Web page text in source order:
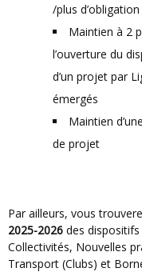
/plus
Maintien à 2
l’ouverture du
d’un projet par
émergés
Maintien
de projet
Par ailleurs, vous
2025-2026 des dispositifs
Collectivités, Nouvelles
Transport (Clubs) et